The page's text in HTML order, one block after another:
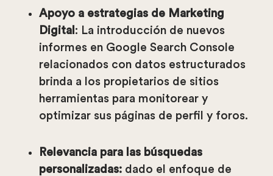
Apoyo a estrategias de Marketing
Digital : La introducción de nuevos
informes en Google Search Console
relacionados con datos estructurados
brinda a los propietarios de sitios
herramientas para monitorear y
optimizar sus páginas de perfil y foros.
Relevancia para las búsquedas
personalizadas: dado el enfoque de